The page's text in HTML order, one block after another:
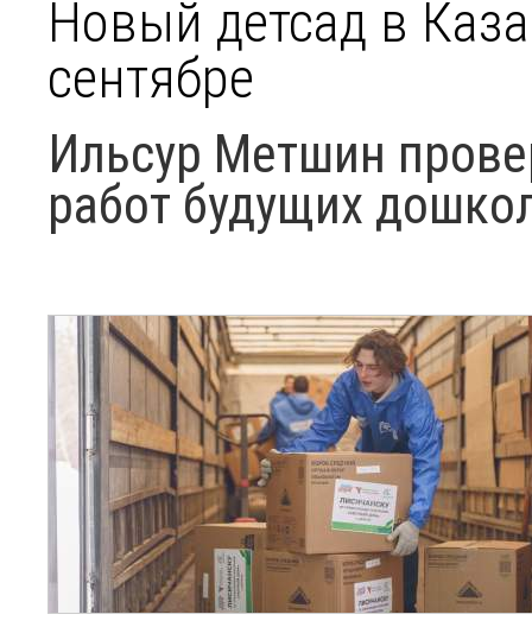
Новый детсад в
сентябре
Ильсур Метшин
работ будущих